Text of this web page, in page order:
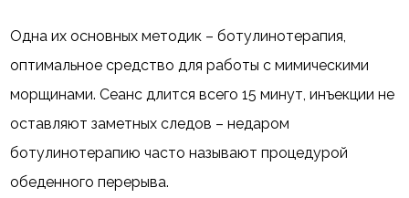
Одна их основных методик – ботулинотерапия,
оптимальное средство для работы с мимическими
морщинами. Сеанс длится всего 15 минут, инъекции не
оставляют заметных следов – недаром
ботулинотерапию часто называют процедурой
обеденного перерыва.